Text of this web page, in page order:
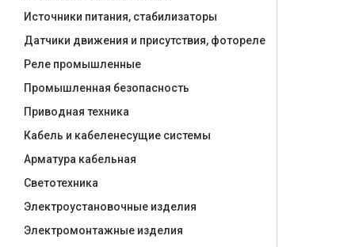
Источники питания, стабилизаторы
Датчики движения и присутствия, фотореле
Реле промышленные
Промышленная безопасность
Приводная техника
Кабель и кабеленесущие системы
Арматура кабельная
Светотехника
Электроустановочные изделия
Электромонтажные изделия